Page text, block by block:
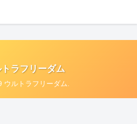
トラフリーダム
ウルトラフリーダム.